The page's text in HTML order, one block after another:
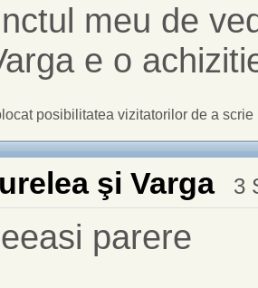
meu de
e o
posibilitatea vizitatorilor de a
şi Varga 3
parere